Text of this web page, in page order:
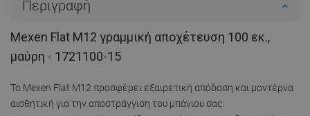
Περιγραφή
Mexen Flat M12 γραμμική αποχέτευση 100 εκ.,
μαύρη - 1721100-15
Το Mexen Flat M12 προσφέρει εξαιρετική απόδοση και μοντέρνα
αισθητική για την αποστράγγιση του μπάνιου σας.